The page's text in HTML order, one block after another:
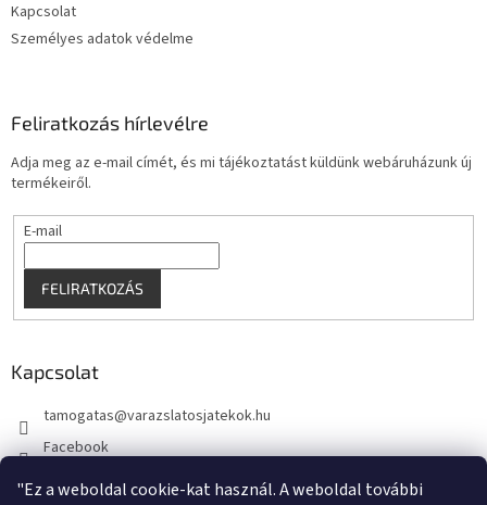
"Ez a weboldal cookie-kat használ. A weboldal további
Kapcsolat
Személyes adatok védelme
Feliratkozás hírlevélre
Adja meg az e-mail címét, és mi tájékoztatást küldünk webáruházunk új
termékeiről.
E-mail
FELIRATKOZÁS
Kapcsolat
tamogatas@varazslatosjatekok.hu
Facebook
kouzelnehry